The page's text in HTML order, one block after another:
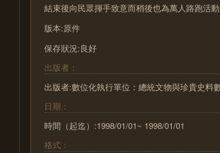
結束後向民眾揮手致意而稍後也為萬人路跑活
版本:原件
保存狀況:良好
出版者：
出版者:數位化執行單位：總統文物與珍貴史料
日期：
時間（起迄）:1998/01/01~ 1998/01/01
格式：